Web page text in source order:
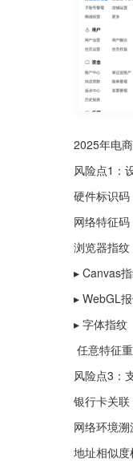
2025年电
风险点1：
硬件标识码
网络特征码
浏览器指纹
▸ Canvas
▸ WebGL
▸ 字体指纹
任意特征
风险点3：
银行卡关
网络环境
地址相似度